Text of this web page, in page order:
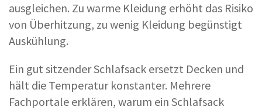
ausgleichen. Zu warme Kleidung erhöht das Risiko
von Überhitzung, zu wenig Kleidung begünstigt
Auskühlung.
Ein gut sitzender Schlafsack ersetzt Decken und
hält die Temperatur konstanter. Mehrere
Fachportale erklären, warum ein Schlafsack